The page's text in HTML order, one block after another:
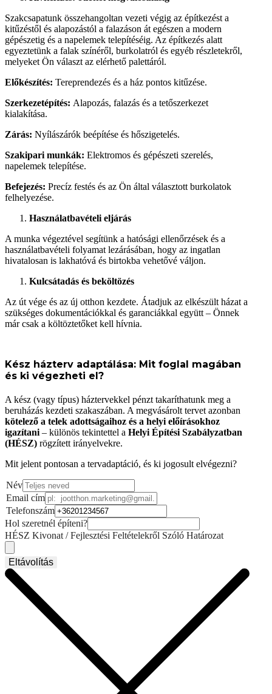
Szakcsapatunk összehangoltan vezeti végig az építkezést a
kitűzéstől és alapozástól a falazáson át egészen a modern
gépészetig és a napelemek telepítéséig. Az építkezés alatt
egyeztetünk a falak színéről, burkolatról és egyéb részletekről,
melyeket Ön választ az elérhető palettáról.
Előkészítés: Tereprendezés és a ház pontos kitűzése.
Szerkezetépítés: Alapozás, falazás és a tetőszerkezet
kialakítása.
Zárás: Nyílászárók beépítése és hőszigetelés.
Szakipari munkák: Elektromos és gépészeti szerelés,
napelemek telepítése.
Befejezés: Precíz festés és az Ön által választott burkolatok
felhelyezése.
Használatbavételi eljárás
A munka végeztével segítünk a hatósági ellenőrzések és a
használatbavételi folyamat lezárásában, hogy az ingatlan
hivatalosan is lakhatóvá és birtokba vehetővé váljon.
Kulcsátadás és beköltözés
Az út vége és az új otthon kezdete. Átadjuk az elkészült házat a
szükséges dokumentációkkal és garanciákkal együtt – Önnek
már csak a költöztetőket kell hívnia.
Kész házterv adaptálása: Mit foglal magában
és ki végezheti el?
A kész (vagy típus) háztervekkel pénzt takaríthatunk meg a
beruházás kezdeti szakaszában. A megvásárolt tervet azonban
kötelező a telek adottságaihoz és a helyi előírásokhoz
igazítani – különös tekintettel a Helyi Építési Szabályzatban
(HÉSZ) rögzített irányelvekre.
Mit jelent pontosan a tervadaptáció, és ki jogosult elvégezni?
Név
Email cím
Telefonszám
Hol szeretnél építeni?
HÉSZ Kivonat / Fejlesztési Feltételekről Szóló Határozat
Eltávolítás